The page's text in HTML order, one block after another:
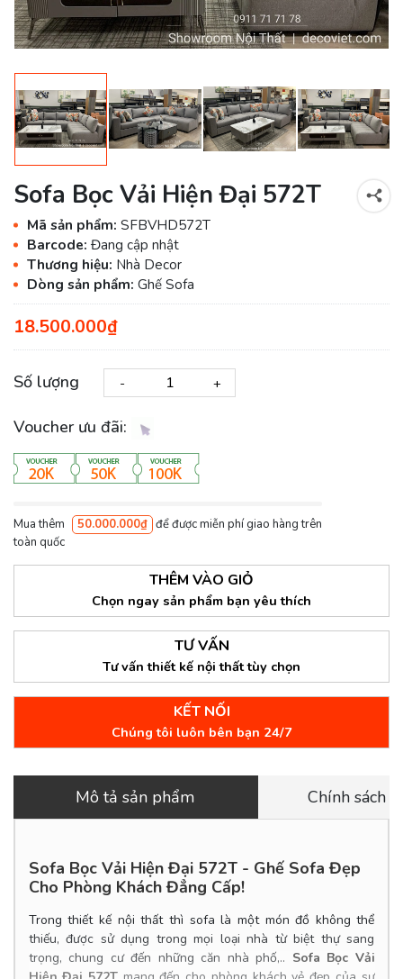
Sofa Bọc Vải Hiện Đại 572T
Mã sản phẩm: SFBVHD572T
Barcode: Đang cập nhật
Thương hiệu: Nhà Decor
Dòng sản phẩm: Ghế Sofa
18.500.000₫
Số lượng - +
Voucher ưu đãi:
Mua thêm 50.000.000₫ để được miễn phí giao hàng trên
toàn quốc
THÊM VÀO GIỎ
Chọn ngay sản phẩm bạn yêu thích
TƯ VẤN
Tư vấn thiết kế nội thất tùy chọn
KẾT NỐI
Chúng tôi luôn bên bạn 24/7
Mô tả sản phẩm Chính sách
Sofa Bọc Vải Hiện Đại 572T - Ghế Sofa Đẹp
Cho Phòng Khách Đẳng Cấp!
Trong thiết kế nội thất thì sofa là một món đồ không thể
thiếu, được sử dụng trong mọi loại nhà từ biệt thự sang
trọng, chung cư đến những căn nhà phố,.. Sofa Bọc Vải